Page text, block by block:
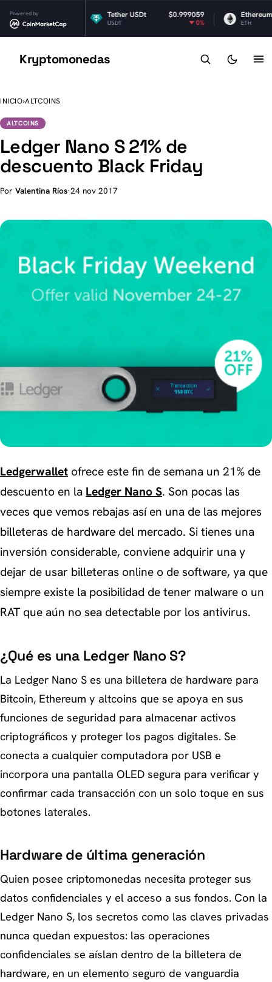
Powered by$1.04
-2.6%
Tether USDt $0.999059
USDT
Ethereum
ETH
Kryptomonedas
INICIO›ALTCOINS
ALTCOINS
Ledger Nano S 21% de
descuento Black Friday
Por Valentina Ríos·24 nov 2017
Ledgerwallet ofrece este fin de semana un 21% de
descuento en la Ledger Nano S. Son pocas las
veces que vemos rebajas así en una de las mejores
billeteras de hardware del mercado. Si tienes una
inversión considerable, conviene adquirir una y
dejar de usar billeteras online o de software, ya que
siempre existe la posibilidad de tener malware o un
RAT que aún no sea detectable por los antivirus.
¿Qué es una Ledger Nano S?
La Ledger Nano S es una billetera de hardware para
Bitcoin, Ethereum y altcoins que se apoya en sus
funciones de seguridad para almacenar activos
criptográficos y proteger los pagos digitales. Se
conecta a cualquier computadora por USB e
incorpora una pantalla OLED segura para verificar y
confirmar cada transacción con un solo toque en sus
botones laterales.
Hardware de última generación
Quien posee criptomonedas necesita proteger sus
datos confidenciales y el acceso a sus fondos. Con la
Ledger Nano S, los secretos como las claves privadas
nunca quedan expuestos: las operaciones
confidenciales se aíslan dentro de la billetera de
hardware, en un elemento seguro de vanguardia